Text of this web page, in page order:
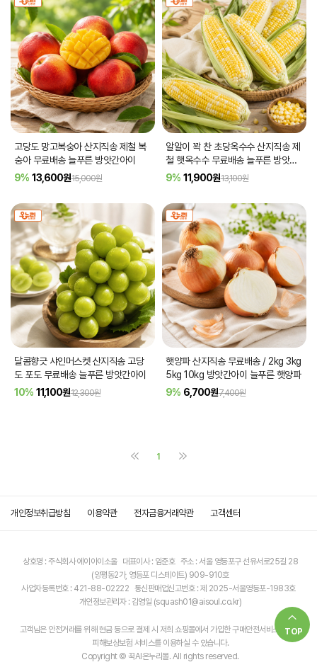
고당도 망고복숭아 산지직송 제철 복
숭아 무료배송 늘푸른 방앗간아이
9% 13,600원15,000원
알알이 꽉 찬 초당옥수수 산지직송 제
철 햇옥수수 무료배송 늘푸른 방앗간
아이[품절]
9% 11,900원13,100원
달콤향긋 샤인머스켓 산지직송 고당
도 포도 무료배송 늘푸른 방앗간아이
10% 11,100원12,300원
햇양파 산지직송 무료배송 / 2kg 3kg
5kg 10kg 방앗간아이 늘푸른 햇양파
9% 6,700원7,400원
1
개인정보취급방침 이용약관 전자금융거래약관 고객센터
상호명 : 주식회사 에이아이소울 대표이사 : 임준호 주소 : 서울 영등포구 선유서로25길 28
(양평동2가, 영등포 디스테이트) 909-910호
사업자등록번호 : 421-88-02222 통신판매업신고번호 : 제 2025-서울영등포-1983호
개인정보관리자 : 김영일 (squash01@aisoul.co.kr)
고객님은 안전거래를 위해 현금 등으로 결제 시 저희 쇼핑몰에서 가입한 구매안전서비스 소비자
피해보상보험 서비스를 이용하실 수 있습니다.
Copyright © 꾹AI온누리몰. All rights reserved.
TOP